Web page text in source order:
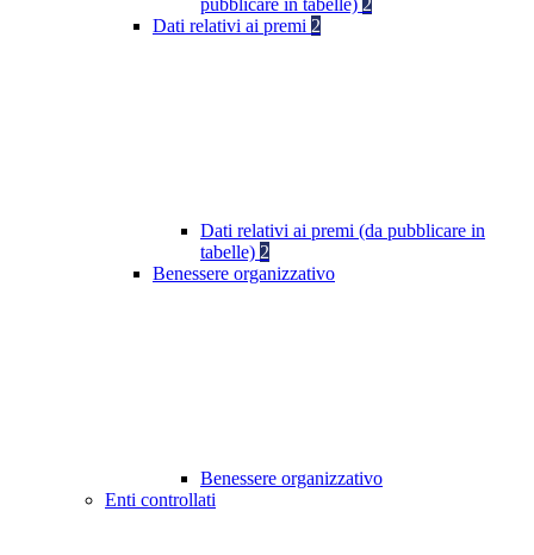
pubblicare in tabelle) 2
Dati relativi ai premi 2
Dati relativi ai premi (da pubblicare in
tabelle) 2
Benessere organizzativo
Benessere organizzativo
Enti controllati